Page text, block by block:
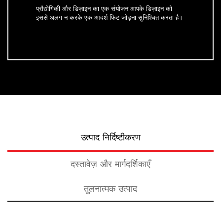
प्रौद्योगिकी और डिज़ाइन का एक संयोजन आपके डिज़ाइन को
इससे अलग न करके एक आदर्श फिट जोड़ना सुनिश्चित करता है।
उत्पाद निर्दिष्टीकरण
दस्तावेज़ और मार्गदर्शिकाएँ
तुलनात्मक उत्पाद